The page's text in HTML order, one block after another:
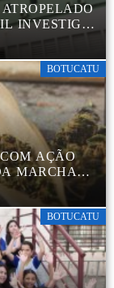
INVESTIGA
BOTUCATU
AÇÃO
MARCHA
BOTUCATU